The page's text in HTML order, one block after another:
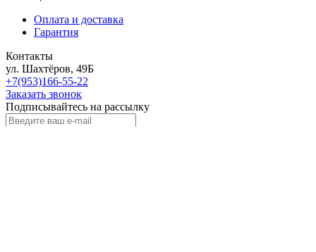
Оплата и доставка
Гарантия
Контакты
ул. Шахтёров, 49Б
+7(953)166-55-22
Заказать звонок
Подписывайтесь на рассылку